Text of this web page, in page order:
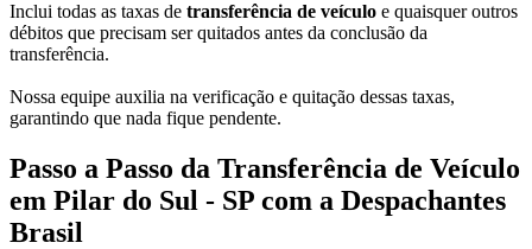
Inclui todas as taxas de transferência de veículo e quaisquer outros
débitos que precisam ser quitados antes da conclusão da
transferência.
Nossa equipe auxilia na verificação e quitação dessas taxas,
garantindo que nada fique pendente.
Passo a Passo da Transferência de Veículo
em Pilar do Sul - SP com a Despachantes
Brasil